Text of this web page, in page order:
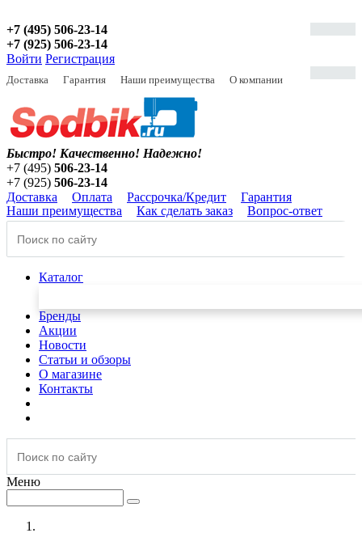
+7 (495) 506-23-14
+7 (925) 506-23-14
Войти Регистрация
Доставка Гарантия Наши преимущества О компании
Быстро! Качественно! Надежно!
+7 (495) 506-23-14
+7 (925) 506-23-14
Доставка
Оплата Рассрочка/Кредит
Гарантия
Наши преимущества
Как сделать заказ Вопрос-ответ
Каталог
Бренды
Акции
Новости
Статьи и обзоры
О магазине
Контакты
Меню